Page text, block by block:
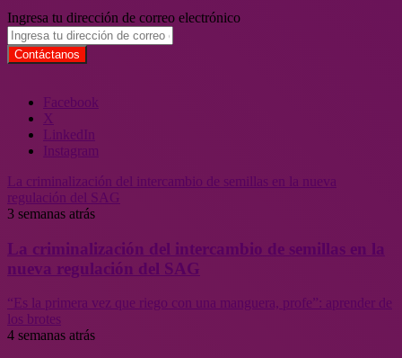
Ingresa tu dirección de correo electrónico
Facebook
X
LinkedIn
Instagram
La criminalización del intercambio de semillas en la nueva
regulación del SAG
3 semanas atrás
La criminalización del intercambio de semillas en la
nueva regulación del SAG
“Es la primera vez que riego con una manguera, profe”: aprender de
los brotes
4 semanas atrás